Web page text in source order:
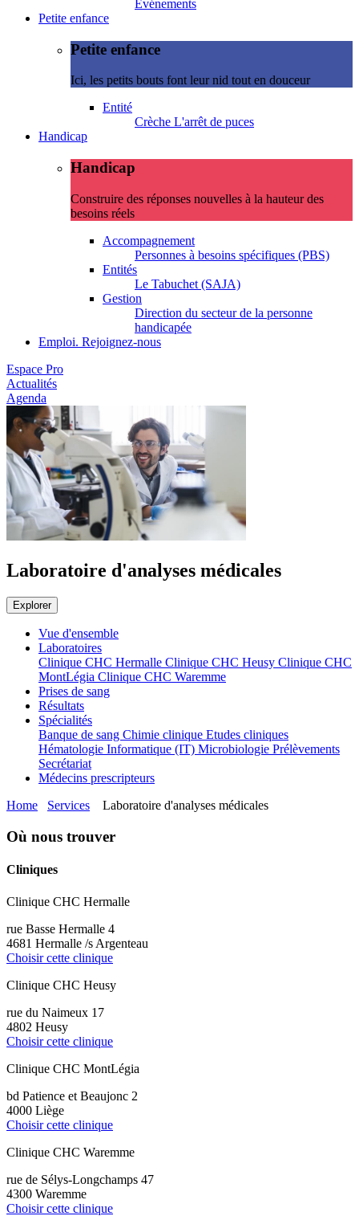
Evénements
Petite enfance
Petite enfance
Ici, les petits bouts font leur nid tout en douceur
Entité
Crèche L'arrêt de puces
Handicap
Handicap
Construire des réponses nouvelles à la hauteur des
besoins réels
Accompagnement
Personnes à besoins spécifiques (PBS)
Entités
Le Tabuchet (SAJA)
Gestion
Direction du secteur de la personne
handicapée
Emploi. Rejoignez-nous
Espace Pro
Actualités
Agenda
Laboratoire d'analyses médicales
Explorer
Vue d'ensemble
Laboratoires
Clinique CHC Hermalle Clinique CHC Heusy Clinique CHC
MontLégia Clinique CHC Waremme
Prises de sang
Résultats
Spécialités
Banque de sang Chimie clinique Etudes cliniques
Hématologie Informatique (IT) Microbiologie Prélèvements
Secrétariat
Médecins prescripteurs
Home
Services Laboratoire d'analyses médicales
Où nous trouver
Cliniques
Clinique CHC Hermalle
rue Basse Hermalle 4
4681 Hermalle /s Argenteau
Choisir cette clinique
Clinique CHC Heusy
rue du Naimeux 17
4802 Heusy
Choisir cette clinique
Clinique CHC MontLégia
bd Patience et Beaujonc 2
4000 Liège
Choisir cette clinique
Clinique CHC Waremme
rue de Sélys-Longchamps 47
4300 Waremme
Choisir cette clinique